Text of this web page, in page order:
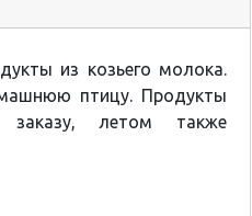
из козьего молока.
птицу. Продукты
заказу, летом также